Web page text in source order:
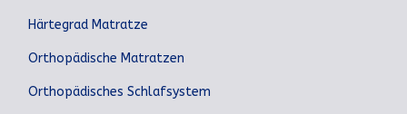
Härtegrad Matratze
Orthopädische Matratzen
Orthopädisches Schlafsystem